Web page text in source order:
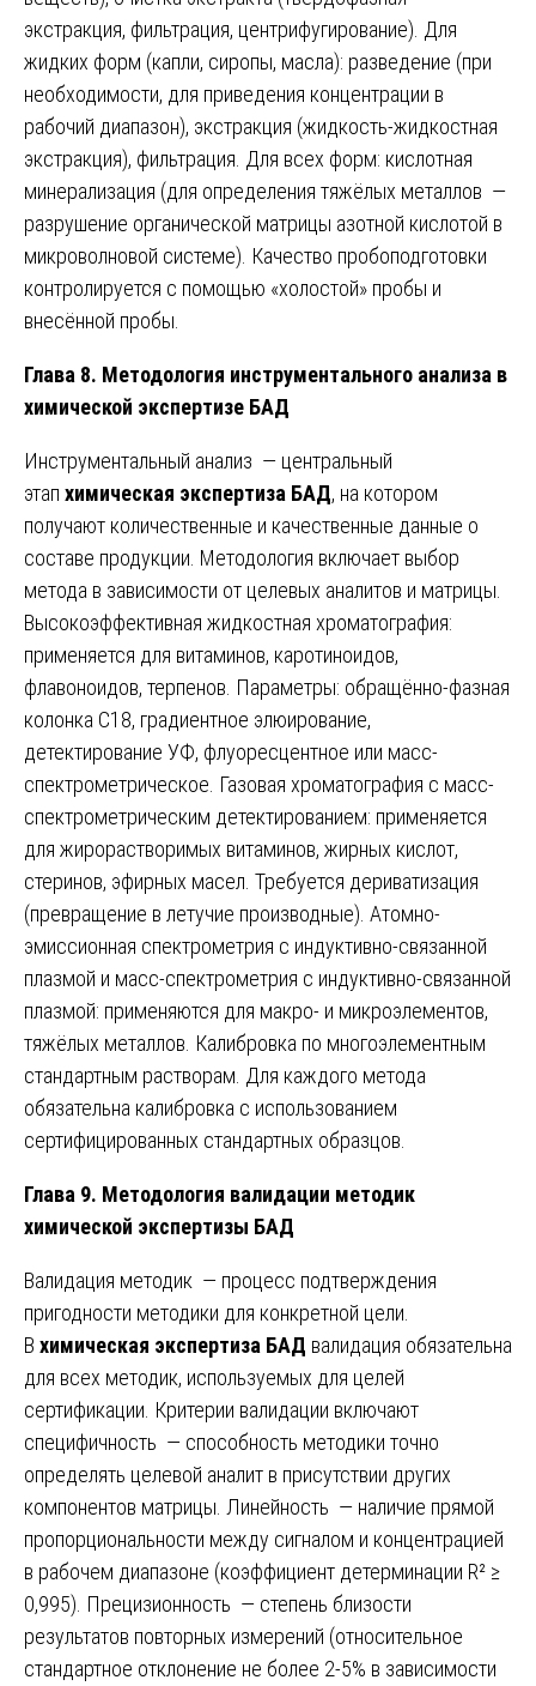
экстракция, фильтрация, центрифугирование). Для
жидких форм (капли, сиропы, масла): разведение (при
необходимости, для приведения концентрации в
рабочий диапазон), экстракция (жидкость-жидкостная
экстракция), фильтрация. Для всех форм: кислотная
минерализация (для определения тяжёлых металлов —
разрушение органической матрицы азотной кислотой в
микроволновой системе). Качество пробоподготовки
контролируется с помощью «холостой» пробы и
внесённой пробы.
Глава 8. Методология инструментального анализа в
химической экспертизе БАД
Инструментальный анализ — центральный
этап химическая экспертиза БАД, на котором
получают количественные и качественные данные о
составе продукции. Методология включает выбор
метода в зависимости от целевых аналитов и матрицы.
Высокоэффективная жидкостная хроматография:
применяется для витаминов, каротиноидов,
флавоноидов, терпенов. Параметры: обращённо-фазная
колонка C18, градиентное элюирование,
детектирование УФ, флуоресцентное или масс-
спектрометрическое. Газовая хроматография с масс-
спектрометрическим детектированием: применяется
для жирорастворимых витаминов, жирных кислот,
стеринов, эфирных масел. Требуется дериватизация
(превращение в летучие производные). Атомно-
эмиссионная спектрометрия с индуктивно-связанной
плазмой и масс-спектрометрия с индуктивно-связанной
плазмой: применяются для макро- и микроэлементов,
тяжёлых металлов. Калибровка по многоэлементным
стандартным растворам. Для каждого метода
обязательна калибровка с использованием
сертифицированных стандартных образцов.
Глава 9. Методология валидации методик
химической экспертизы БАД
Валидация методик — процесс подтверждения
пригодности методики для конкретной цели.
В химическая экспертиза БАД валидация обязательна
для всех методик, используемых для целей
сертификации. Критерии валидации включают
специфичность — способность методики точно
определять целевой аналит в присутствии других
компонентов матрицы. Линейность — наличие прямой
пропорциональности между сигналом и концентрацией
в рабочем диапазоне (коэффициент детерминации R² ≥
0,995). Прецизионность — степень близости
результатов повторных измерений (относительное
стандартное отклонение не более 2-5% в зависимости